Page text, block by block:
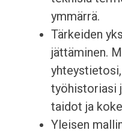
ymmärrä.
Tärkeiden
jättäminen.
työhistoriasi
taidot ja
Yleisen